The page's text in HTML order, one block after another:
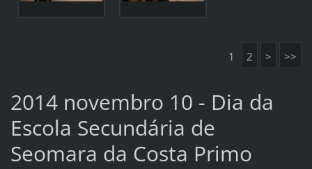
1 2 > >>
2014 novembro 10 - Dia da
Escola Secundária de
Seomara da Costa Primo